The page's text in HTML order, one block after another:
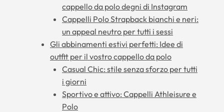
cappello da polo degni di Instagram
Cappelli Polo Strapback bianchi e neri:
un appeal neutro per tutti i sessi
Gli abbinamenti estivi perfetti: Idee di
outfit per il vostro cappello da polo
Casual Chic: stile senza sforzo per tutti
i giorni
Sportivo e attivo: Cappelli Athleisure e
Polo